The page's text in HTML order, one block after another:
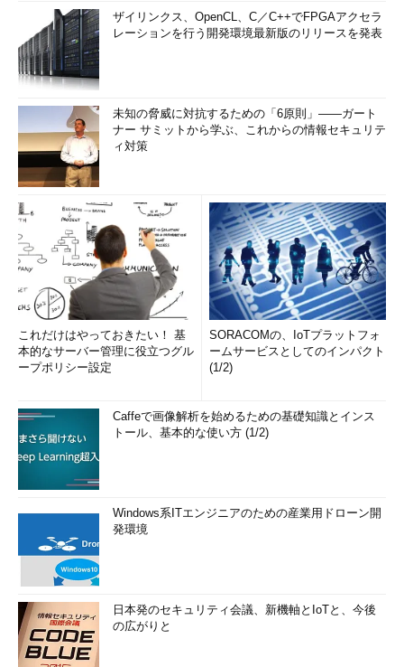
ザイリンクス、OpenCL、C／C++でFPGAアクセラ
レーションを行う開発環境最新版のリリースを発表
未知の脅威に対抗するための「6原則」――ガート
ナー サミットから学ぶ、これからの情報セキュリテ
ィ対策
これだけはやっておきたい！ 基
本的なサーバー管理に役立つグル
ープポリシー設定
SORACOMの、IoTプラットフォ
ームサービスとしてのインパクト
(1/2)
Caffeで画像解析を始めるための基礎知識とインス
トール、基本的な使い方 (1/2)
Windows系ITエンジニアのための産業用ドローン開
発環境
日本発のセキュリティ会議、新機軸とIoTと、今後
の広がりと